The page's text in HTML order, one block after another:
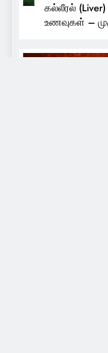
கல்லீரல்
உணவுகள் –